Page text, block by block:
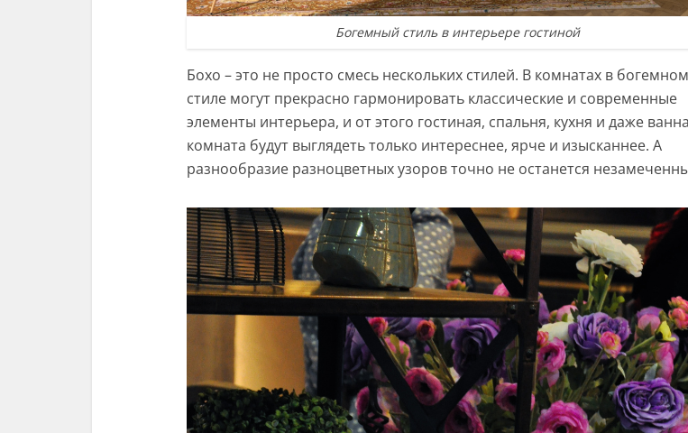
Богемный стиль в интерьере гостиной
Бохо – это не просто смесь нескольких стилей. В комнатах в богемном
стиле могут прекрасно гармонировать классические и современные
элементы интерьера, и от этого гостиная, спальня, кухня и даже
комната будут выглядеть только интереснее, ярче и изысканнее. А
разнообразие разноцветных узоров точно не останется